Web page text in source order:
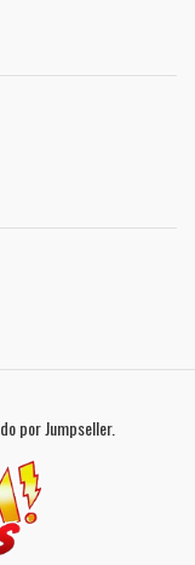
por Jumpseller.